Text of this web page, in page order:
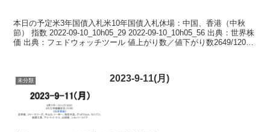
本日の予定米3年国債入札米10年国債入札休場：中国、香港（中秋
節） 指数 2022-09-10_10h05_29 2022-09-10_10h05_56 出典：世界株
価 出典：フェドウォッチツール 値上がり数／値下がり数2649/1207
未分類 2023-9-11(月)